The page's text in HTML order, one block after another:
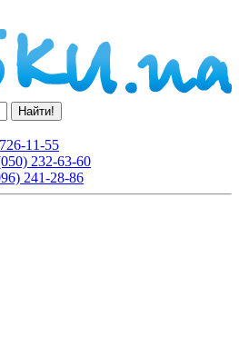
Найти!
11-55
232-63-60
241-28-86